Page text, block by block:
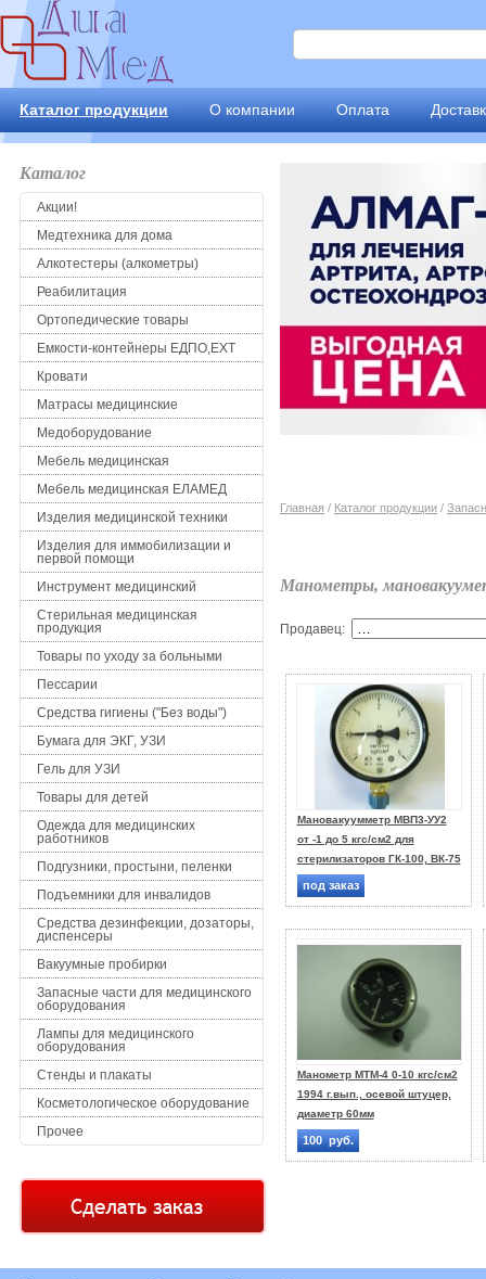
Каталог продукции О компании Оплата
Каталог
Акции!
Медтехника для дома
Алкотестеры (алкометры)
Реабилитация
Ортопедические товары
Емкости-контейнеры ЕДПО,ЕХТ
Кровати
Матрасы медицинские
Медоборудование
Мебель медицинская
Мебель медицинская ЕЛАМЕД
Изделия медицинской техники
Изделия для иммобилизации и
первой помощи
Инструмент медицинский
Стерильная медицинская
продукция
Товары по уходу за больными
Пессарии
Средства гигиены ("Без воды")
Бумага для ЭКГ, УЗИ
Гель для УЗИ
Товары для детей
Одежда для медицинских
работников
Подгузники, простыни, пеленки
Подъемники для инвалидов
Средства дезинфекции, дозаторы,
диспенсеры
Вакуумные пробирки
Запасные части для медицинского
оборудования
Лампы для медицинского
оборудования
Стенды и плакаты
Косметологическое оборудование
Прочее
Главная / Каталог продукции /
Манометры,
Продавец:
Мановакуумметр МВП3-УУ2
от -1 до 5 кгс/см2 для
стерилизаторов ГК-100, ВК-75
под заказ
Манометр МТМ-4 0-10 кгс/см2
1994 г.вып., осевой штуцер,
диаметр 60мм
100 руб.